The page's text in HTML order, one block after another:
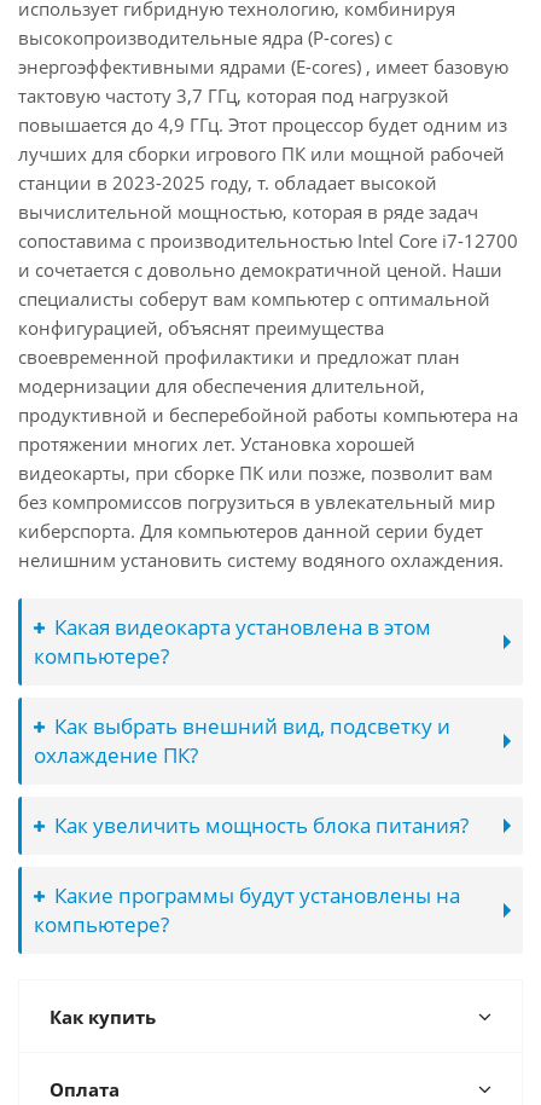
использует гибридную технологию, комбинируя
высокопроизводительные ядра (P-cores) с
энергоэффективными ядрами (E-cores) , имеет базовую
тактовую частоту 3,7 ГГц, которая под нагрузкой
повышается до 4,9 ГГц. Этот процессор будет одним из
лучших для сборки игрового ПК или мощной рабочей
станции в 2023-2025 году, т. обладает высокой
вычислительной мощностью, которая в ряде задач
сопоставима с производительностью Intel Core i7-12700
и сочетается с довольно демократичной ценой. Наши
специалисты соберут вам компьютер с оптимальной
конфигурацией, объяснят преимущества
своевременной профилактики и предложат план
модернизации для обеспечения длительной,
продуктивной и бесперебойной работы компьютера на
протяжении многих лет. Установка хорошей
видеокарты, при сборке ПК или позже, позволит вам
без компромиссов погрузиться в увлекательный мир
киберспорта. Для компьютеров данной серии будет
нелишним установить систему водяного охлаждения.
Какая видеокарта установлена в этом
компьютере?
Как выбрать внешний вид, подсветку и
охлаждение ПК?
Как увеличить мощность блока питания?
Какие программы будут установлены на
компьютере?
Как купить
Оплата